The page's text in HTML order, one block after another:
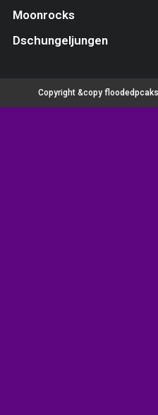
Moonrocks
Dschungeljungen
Copyright &copy